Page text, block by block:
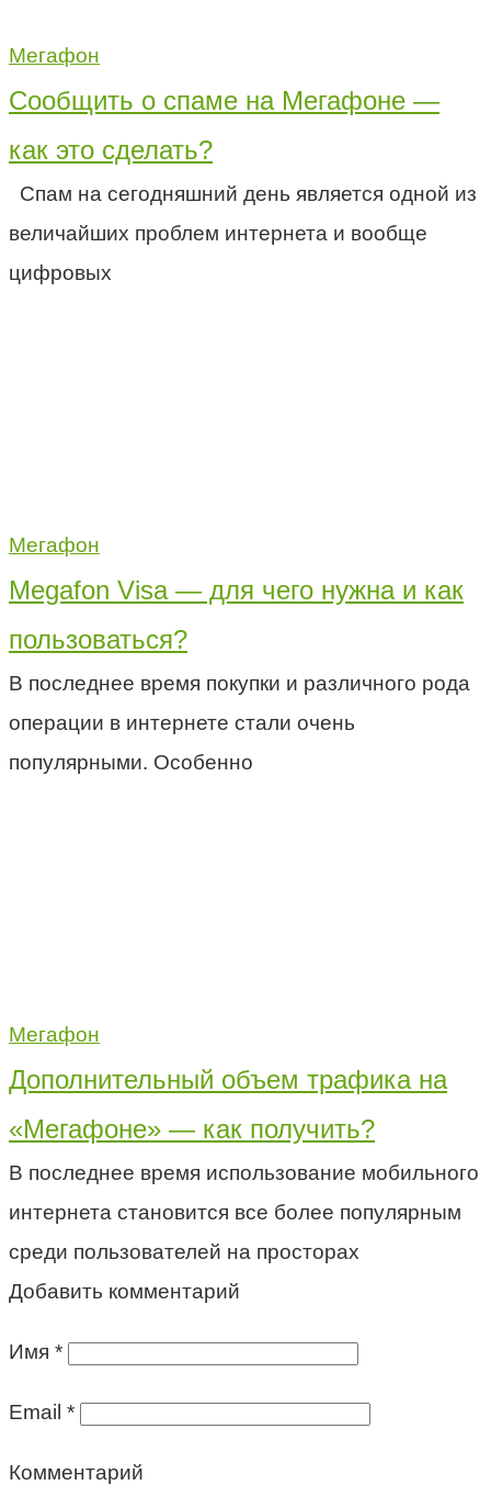
Мегафон
Сообщить о спаме на Мегафоне —
как это сделать?
Спам на сегодняшний день является одной из
величайших проблем интернета и вообще
цифровых
Мегафон
Megafon Visa — для чего нужна и как
пользоваться?
В последнее время покупки и различного рода
операции в интернете стали очень
популярными. Особенно
Мегафон
Дополнительный объем трафика на
«Мегафоне» — как получить?
В последнее время использование мобильного
интернета становится все более популярным
среди пользователей на просторах
Добавить комментарий
Имя *
Email *
Комментарий